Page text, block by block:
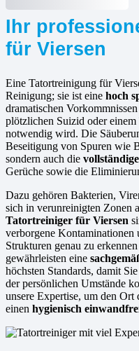
Ihr
für Viersen
Eine Tatortreinigung für
Reinigung; sie ist eine hoch
dramatischen
plötzlichen Suizid oder
notwendig wird. Die
Beseitigung von Spuren wie
sondern auch die
Gerüche sowie die
Dazu gehören Bakterien,
sich in verunreinigten Zonen
Tatortreiniger für Viersen
verborgene Kontaminationen
Strukturen genau zu
gewährleisten eine
höchsten Standards, damit
der persönlichen Umstände
unsere Expertise, um den
einen hygienisch